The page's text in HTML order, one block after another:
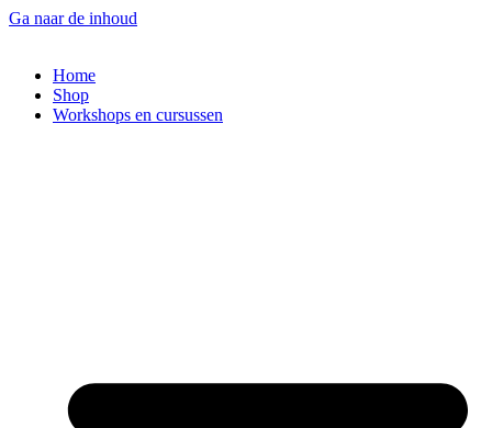
Ga naar de inhoud
Home
Shop
Workshops en cursussen